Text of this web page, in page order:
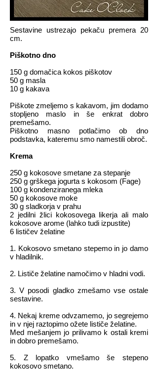
Sestavine ustrezajo pekaču premera 20
cm.
Piškotno dno
150 g domačica kokos piškotov
50 g masla
10 g kakava
Piškote zmeljemo s kakavom, jim dodamo
stopljeno maslo in še enkrat dobro
premešamo.
Piškotno masno potlačimo ob dno
podstavka, kateremu smo namestili obroč.
Krema
250 g kokosove smetane za stepanje
250 g grškega jogurta s kokosom (Fage)
100 g kondenziranega mleka
50 g kokosove moke
30 g sladkorja v prahu
2 jedilni žlici kokosovega likerja ali malo
kokosove arome (lahko tudi izpustite)
6 lističev želatine
1. Kokosovo smetano stepemo in jo damo
v hladilnik.
2. Lističe želatine namočimo v hladni vodi.
3. V posodi gladko zmešamo vse ostale
sestavine.
4. Nekaj kreme odvzamemo, jo segrejemo
in v njej raztopimo ožete lističe želatine.
Med mešanjem jo prilivamo k ostali kremi
in dobro premešamo.
5. Z lopatko vmešamo še stepeno
kokosovo smetano.